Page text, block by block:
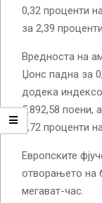
0,32 проценти
за 2,39
Вредноста на
Џонс падна за
додека
5.892,58 поени,
0,72 проценти
Европските
отворањето на
мегават-час.